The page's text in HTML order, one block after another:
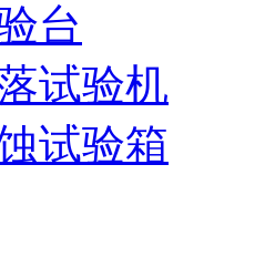
台
试验机
试验箱